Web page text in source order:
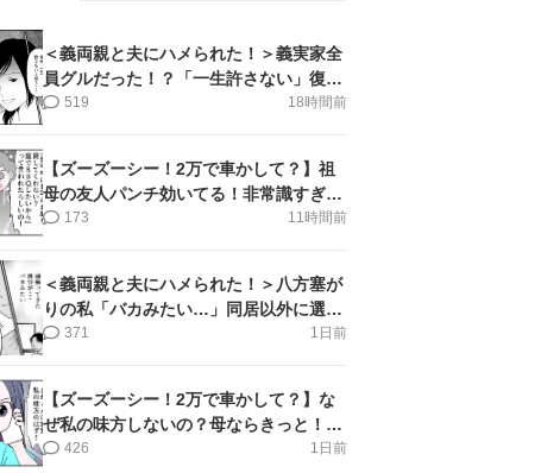
＜義両親と夫にハメられた！＞義実家全
員グルだった！？「一生許さない」復讐
誓った私【第6話まんが】
18時間前
519
【ズーズーシー！2万で車かして？】祖
母の友人パンチ効いてる！非常識すぎ＜
第18話＞#4コマ母道場
11時間前
173
＜義両親と夫にハメられた！＞八方塞が
りの私「バカみたい…」同居以外に選択
肢がない【第5話まんが】
1日前
371
【ズーズーシー！2万で車かして？】な
ぜ私の味方しないの？母ならきっと！＜
第17話＞#4コマ母道場
1日前
426